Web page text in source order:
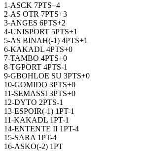
1-ASCK 7PTS+4
2-AS OTR 7PTS+3
3-ANGES 6PTS+2
4-UNISPORT 5PTS+1
5-AS BINAH(-1) 4PTS+1
6-KAKADL 4PTS+0
7-TAMBO 4PTS+0
8-TGPORT 4PTS-1
9-GBOHLOE SU 3PTS+0
10-GOMIDO 3PTS+0
11-SEMASSI 3PTS+0
12-DYTO 2PTS-1
13-ESPOIR(-1) 1PT-1
11-KAKADL 1PT-1
14-ENTENTE II 1PT-4
15-SARA 1PT-4
16-ASKO(-2) 1PT